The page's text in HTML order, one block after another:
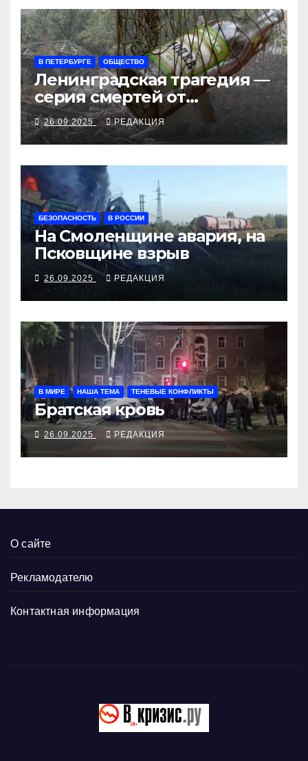
В ПЕТЕРБУРГЕ ОБЩЕСТВО
Ленинградская трагедия —
серия смертей от
алкосуррогата
26.09.2025 РЕДАКЦИЯ
БЕЗОПАСНОСТЬ В РОССИИ
На Смоленщине авария, на
Псковщине взрыв
26.09.2025 РЕДАКЦИЯ
В МИРЕ НАША ТЕМА ТЕНЕВЫЕ КОНФЛИКТЫ
Братская кровь
26.09.2025 РЕДАКЦИЯ
О сайте
Рекламодателю
Контактная информация